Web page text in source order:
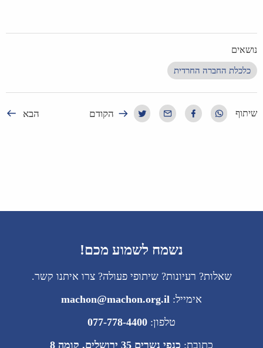
נושאים
כלכלת החברה החרדית
שיתוף הקודם הבא
נשמח לשמוע מכם!
שאלות? רעיונות? שיתופי פעולה? צרו איתנו קשר.
אימייל: machon@machon.org.il
טלפון: 077-778-4400
כתובת: כנפי נשרים 35 ירושלים, קומה 8